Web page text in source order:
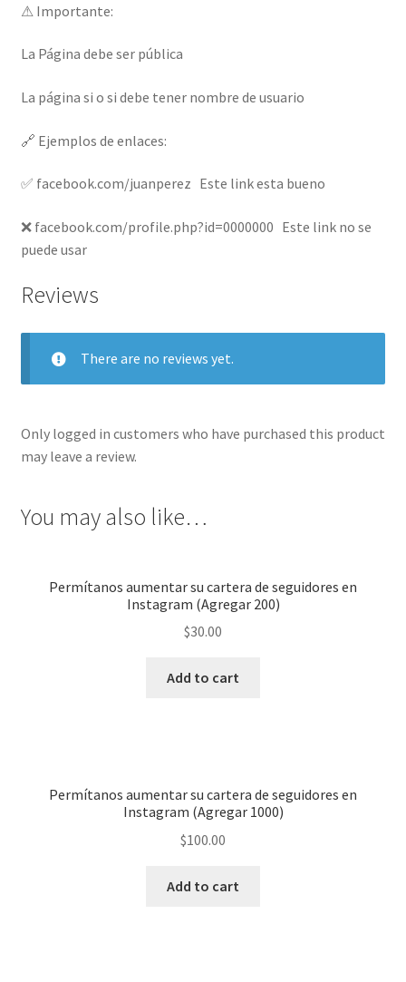
⚠ Importante:
La Página debe ser pública
La página si o si debe tener nombre de usuario
🔗 Ejemplos de enlaces:
✅ facebook.com/juanperez Este link esta bueno
❌ facebook.com/profile.php?id=0000000 Este link no se
puede usar
Reviews
There are no reviews yet.
Only logged in customers who have purchased this product
may leave a review.
You may also like…
Permítanos aumentar su cartera de seguidores en
Instagram (Agregar 200)
$30.00
Add to cart
Permítanos aumentar su cartera de seguidores en
Instagram (Agregar 1000)
$100.00
Add to cart